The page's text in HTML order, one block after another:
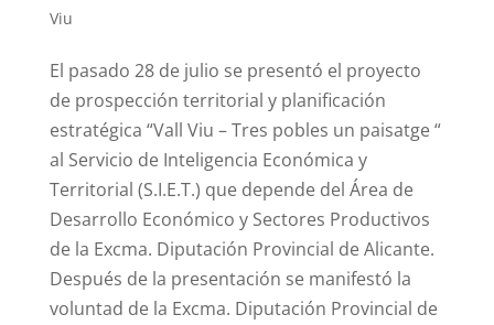
Viu
El pasado 28 de julio se presentó el proyecto
de prospección territorial y planificación
estratégica “Vall Viu – Tres pobles un paisatge “
al Servicio de Inteligencia Económica y
Territorial (S.I.E.T.) que depende del Área de
Desarrollo Económico y Sectores Productivos
de la Excma. Diputación Provincial de Alicante.
Después de la presentación se manifestó la
voluntad de la Excma. Diputación Provincial de